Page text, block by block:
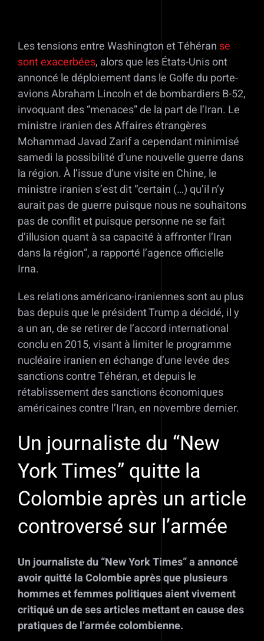
Les tensions entre Washington et Téhéran se
sont exacerbées, alors que les États-Unis ont
annoncé le déploiement dans le Golfe du porte-
avions Abraham Lincoln et de bombardiers B-52,
invoquant des “menaces” de la part de l’Iran. Le
ministre iranien des Affaires étrangères
Mohammad Javad Zarif a cependant minimisé
samedi la possibilité d’une nouvelle guerre dans
la région. À l’issue d’une visite en Chine, le
ministre iranien s’est dit “certain (…) qu’il n’y
aurait pas de guerre puisque nous ne souhaitons
pas de conflit et puisque personne ne se fait
d’illusion quant à sa capacité à affronter l’Iran
dans la région”, a rapporté l’agence officielle
Irna.
Les relations américano-iraniennes sont au plus
bas depuis que le président Trump a décidé, il y
a un an, de se retirer de l’accord international
conclu en 2015, visant à limiter le programme
nucléaire iranien en échange d’une levée des
sanctions contre Téhéran, et depuis le
rétablissement des sanctions économiques
américaines contre l’Iran, en novembre dernier.
Un journaliste du “New
York Times” quitte la
Colombie après un article
controversé sur l’armée
Un journaliste du “New York Times” a annoncé
avoir quitté la Colombie après que plusieurs
hommes et femmes politiques aient vivement
critiqué un de ses articles mettant en cause des
pratiques de l’armée colombienne.